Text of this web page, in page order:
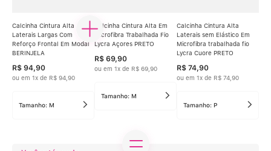
Calcinha Cintura Alta
Laterais Largas Com
Reforço Frontal Em Modal
BERINJELA
R$ 94,90
ou em 1x de R$ 94 90
Tamanho: M
Calcinha Cintura Alta Em
Microfibra Trabalhada Fio
Lycra Açores PRETO
R$ 69,90
ou em 1x de R$ 69 90
Tamanho: M
Calcinha Cintura Alta
Laterais sem Elástico Em
Microfibra trabalhada fio
Lycra Cuore PRETO
R$ 74,90
ou em 1x de R$ 74 90
Tamanho: P